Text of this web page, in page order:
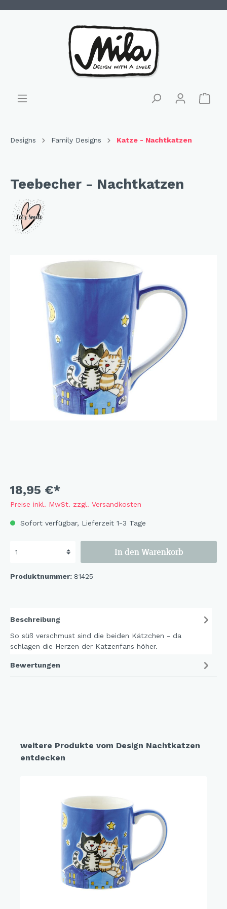
Designs Family Designs Katze - Nachtkatzen
Teebecher - Nachtkatzen
18,95 €*
Preise inkl. MwSt. zzgl. Versandkosten
Sofort verfügbar, Lieferzeit 1-3 Tage
In den Warenkorb
Produktnummer: 81425
Beschreibung
So süß verschmust sind die beiden Kätzchen - da
schlagen die Herzen der Katzenfans höher.
Bewertungen
weitere Produkte vom Design Nachtkatzen
entdecken